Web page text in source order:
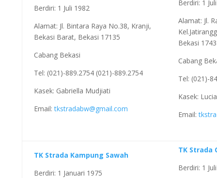
Berdiri: 1 Juli 1982
Alamat: Jl. Bintara Raya No.38, Kranji,
Bekasi Barat, Bekasi 17135
Cabang Bekasi
Tel: (021)-889.2754 (021)-889.2754
Kasek: Gabriella Mudjiati
Email:tkstradabw@gmail.com
Berdiri: 1
Alamat: Jl.
Bekasi
Cabang
Tel: (021)-
Kasek:
Email:
TK Strada Kampung Sawah
Berdiri: 1 Januari 1975
TK Strada
Berdiri: 1